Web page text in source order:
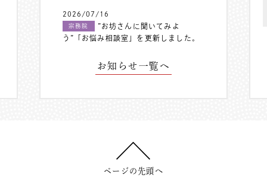
2026/07/16
宗務院
”お坊さんに聞いてみよ
う”「お悩み相談室」を更新しました。
お知らせ一覧へ
ページの先頭へ